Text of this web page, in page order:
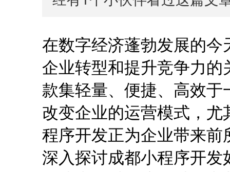
在数字经济蓬勃发展的
企业转型和提升竞争力
款集轻量、便捷、高效
改变企业的运营模式，
程序开发正为企业带来
深入探讨成都小程序开